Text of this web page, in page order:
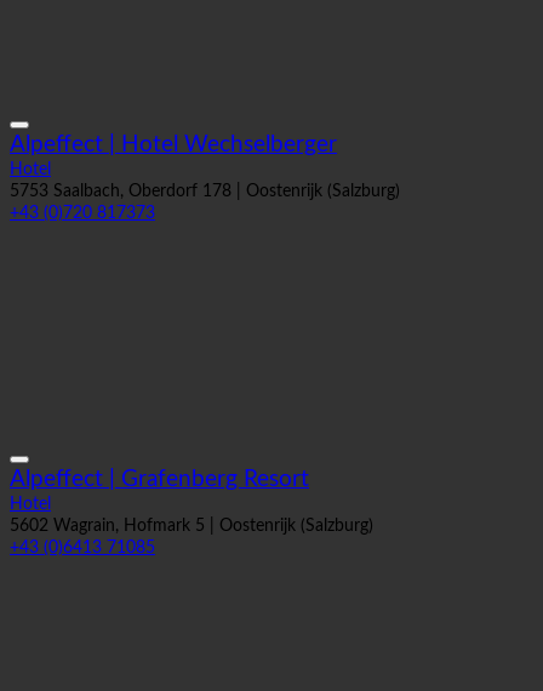
Alpeffect | Hotel Wechselberger
Hotel
5753 Saalbach, Oberdorf 178 | Oostenrijk (Salzburg)
Alpeffect | Grafenberg Resort
Hotel
5602 Wagrain, Hofmark 5 | Oostenrijk (Salzburg)